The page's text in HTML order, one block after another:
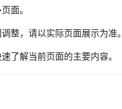
面。
整，请以实际页面展示为准。
了解当前页面的主要内容。